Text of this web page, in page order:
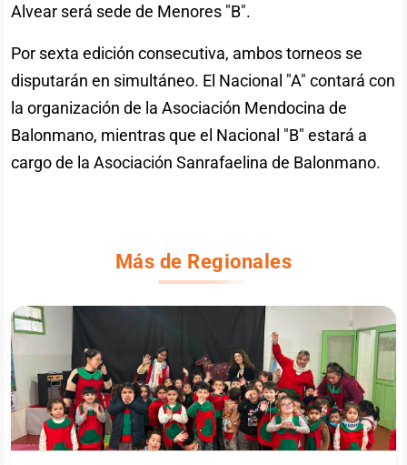
Alvear será sede de Menores "B".
Por sexta edición consecutiva, ambos torneos se
disputarán en simultáneo. El Nacional "A" contará con
la organización de la Asociación Mendocina de
Balonmano, mientras que el Nacional "B" estará a
cargo de la Asociación Sanrafaelina de Balonmano.
Más de Regionales